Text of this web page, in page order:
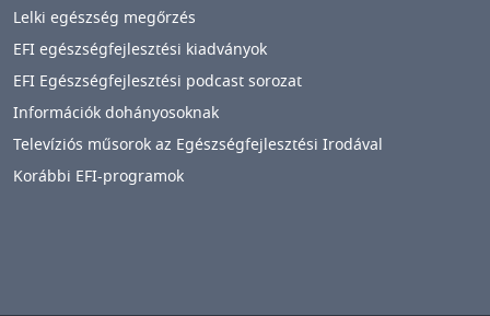
Lelki egészség megőrzés
EFI egészségfejlesztési kiadványok
EFI Egészségfejlesztési podcast sorozat
Információk dohányosoknak
Televíziós műsorok az Egészségfejlesztési Irodával
Korábbi EFI-programok